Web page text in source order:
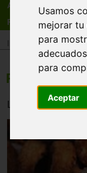
Usamos
mejorar tu
para
para
Aceptar
Actualidad
Registro
Recetas >
Rosquillas
Las típicas